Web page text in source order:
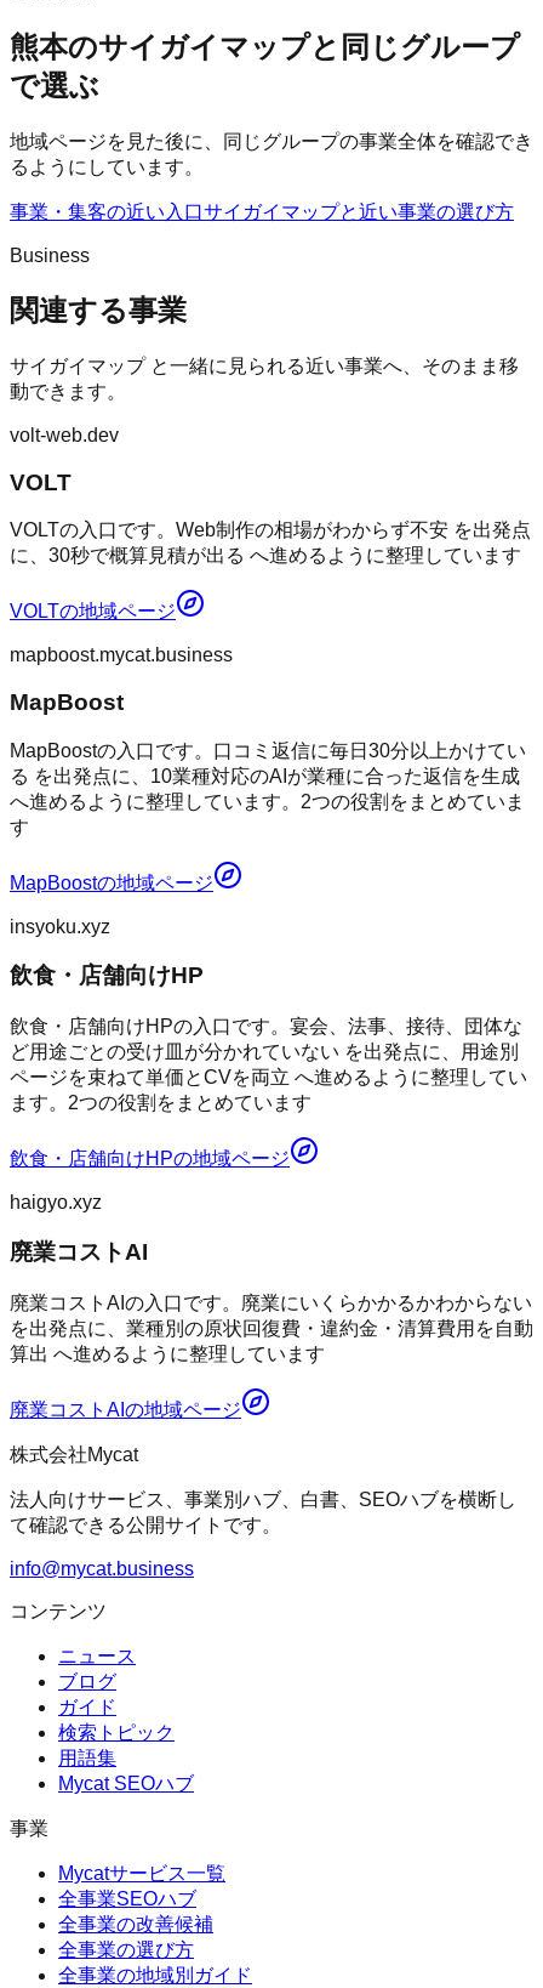
熊本のサイガイマップと同じグループ
で選ぶ
地域ページを見た後に、同じグループの事業全体を確認でき
るようにしています。
事業・集客の近い入口サイガイマップと近い事業の選び方
Business
関連する事業
サイガイマップと一緒に見られる近い事業へ、そのまま移
動できます。
volt-web.dev
VOLT
VOLTの入口です。Web制作の相場がわからず不安 を出発点
に、30秒で概算見積が出る へ進めるように整理しています
VOLTの地域ページ
mapboost.mycat.business
MapBoost
MapBoostの入口です。口コミ返信に毎日30分以上かけてい
る を出発点に、10業種対応のAIが業種に合った返信を生成
へ進めるように整理しています。2つの役割をまとめていま
す
MapBoostの地域ページ
insyoku.xyz
飲食・店舗向けHP
飲食・店舗向けHPの入口です。宴会、法事、接待、団体な
ど用途ごとの受け皿が分かれていない を出発点に、用途別
ページを束ねて単価とCVを両立 へ進めるように整理してい
ます。2つの役割をまとめています
飲食・店舗向けHPの地域ページ
haigyo.xyz
廃業コストAI
廃業コストAIの入口です。廃業にいくらかかるかわからない
を出発点に、業種別の原状回復費・違約金・清算費用を自動
算出 へ進めるように整理しています
廃業コストAI の地域ページ
株式会社Mycat
法人向けサービス、事業別ハブ、白書、SEOハブを横断し
て確認できる公開サイトです。
info@mycat.business
コンテンツ
ニュース
ブログ
ガイド
検索トピック
用語集
Mycat SEOハブ
事業
Mycatサービス一覧
全事業SEOハブ
全事業の改善候補
全事業の選び方
全事業の地域別ガイド